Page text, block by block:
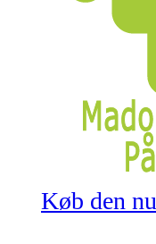
Køb den nu